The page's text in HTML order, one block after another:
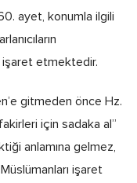
ayet, konumla ilgili
işaret etmektedir.
gitmeden önce Hz.
için sadaka al”
anlamına gelmez,
işaret